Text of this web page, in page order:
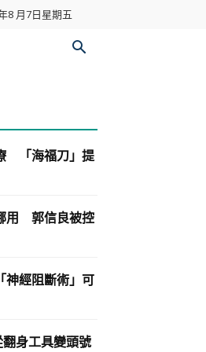
8 月7日星期五
「海福刀」提
用 郭信良被控
神經阻斷術」可
翻身工具變頭號